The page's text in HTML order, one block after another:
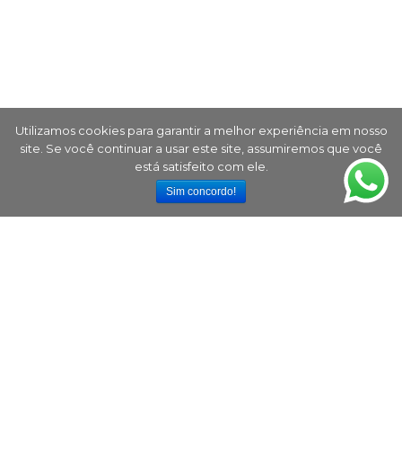
Utilizamos cookies para garantir a melhor experiência em nosso
site. Se você continuar a usar este site, assumiremos que você
está satisfeito com ele.
Sim concordo!